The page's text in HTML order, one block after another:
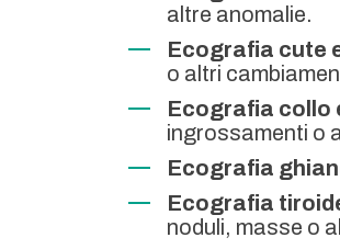
altre anomalie.
Ecografia cute
o altri
Ecografia collo
ingrossamenti o
Ecografia
Ecografia
noduli, masse o